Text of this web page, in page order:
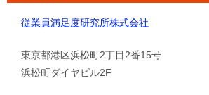
従業員満足度研究所株式会社
東京都港区浜松町2丁目2番15号
浜松町ダイヤビル2F